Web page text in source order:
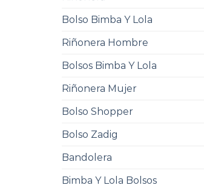
Bolso Bimba Y Lola
Riñonera Hombre
Bolsos Bimba Y Lola
Riñonera Mujer
Bolso Shopper
Bolso Zadig
Bandolera
Bimba Y Lola Bolsos